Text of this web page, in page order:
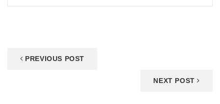
PREVIOUS POST
NEXT POST